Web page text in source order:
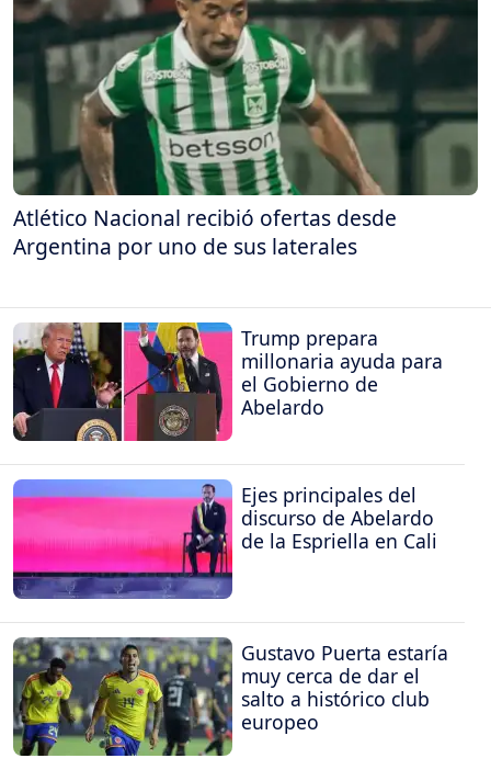
Atlético Nacional recibió ofertas desde
Argentina por uno de sus laterales
Trump prepara
millonaria ayuda para
el Gobierno de
Abelardo
Ejes principales del
discurso de Abelardo
de la Espriella en Cali
Gustavo Puerta estaría
muy cerca de dar el
salto a histórico club
europeo